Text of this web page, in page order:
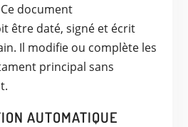
document
être daté, signé et écrit
Il modifie ou complète les
principal sans
AUTOMATIQUE